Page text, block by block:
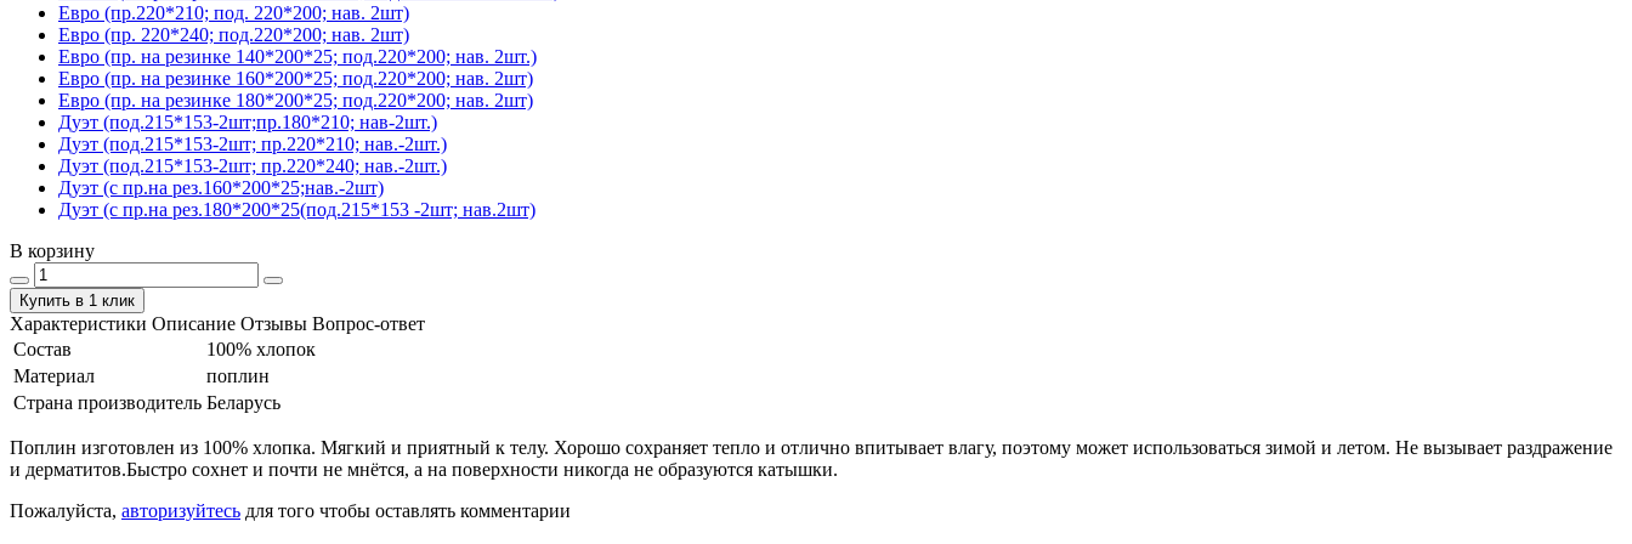
Евро (пр.220*210; под. 220*200; нав. 2шт)
Евро (пр. 220*240; под.220*200; нав. 2шт)
Евро (пр. на резинке 140*200*25; под.220*200; нав. 2шт.)
Евро (пр. на резинке 160*200*25; под.220*200; нав. 2шт)
Евро (пр. на резинке 180*200*25; под.220*200; нав. 2шт)
Дуэт (под.215*153-2шт;пр.180*210; нав-2шт.)
Дуэт (под.215*153-2шт; пр.220*210; нав.-2шт.)
Дуэт (под.215*153-2шт; пр.220*240; нав.-2шт.)
Дуэт (с пр.на рез.160*200*25;нав.-2шт)
Дуэт (с пр.на рез.180*200*25(под.215*153 -2шт; нав.2шт)
В корзину
Купить в 1 клик
Характеристики Описание Отзывы Вопрос-ответ
Состав
100% хлопок
Материал
поплин
Страна производитель Беларусь
Поплин изготовлен из 100% хлопка. Мягкий и приятный к телу. Хорошо сохраняет тепло и отлично впитывает влагу, поэтому может использоваться зимой и летом. Не вызывает раздражение
и дерматитов.Быстро сохнет и почти не мнётся, а на поверхности никогда не образуются катышки.
Пожалуйста, авторизуйтесь для того чтобы оставлять комментарии